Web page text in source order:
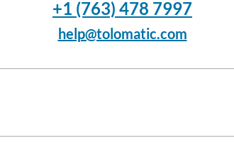
+1 (763) 478 7997
help@tolomatic.com